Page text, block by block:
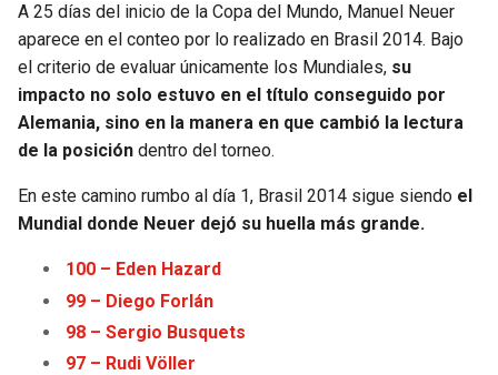
A 25 días del inicio de la Copa del Mundo, Manuel Neuer
aparece en el conteo por lo realizado en Brasil 2014. Bajo
el criterio de evaluar únicamente los Mundiales, su
impacto no solo estuvo en el título conseguido por
Alemania, sino en la manera en que cambió la lectura
de la posición dentro del torneo.
En este camino rumbo al día 1, Brasil 2014 sigue siendo el
Mundial donde Neuer dejó su huella más grande.
100 – Eden Hazard
99 – Diego Forlán
98 – Sergio Busquets
97 – Rudi Völler